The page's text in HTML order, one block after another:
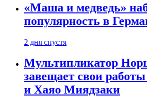
«Маша и медведь»
популярность в
2 дня спустя
Мультипликатор
завещает свои
и Хаяо Миядзаки